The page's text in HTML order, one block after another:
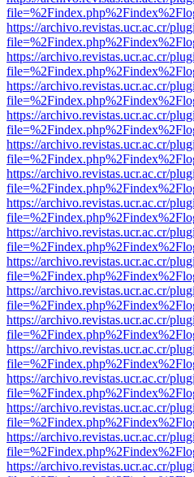
https://archivo.revistas.ucr.ac.cr/
https://archivo.revistas.ucr.ac.cr/
https://archivo.revistas.ucr.ac.cr/
https://archivo.revistas.ucr.ac.cr/
https://archivo.revistas.ucr.ac.cr/
https://archivo.revistas.ucr.ac.cr/
https://archivo.revistas.ucr.ac.cr/
https://archivo.revistas.ucr.ac.cr/
https://archivo.revistas.ucr.ac.cr/
https://archivo.revistas.ucr.ac.cr/
https://archivo.revistas.ucr.ac.cr/
https://archivo.revistas.ucr.ac.cr/
https://archivo.revistas.ucr.ac.cr/
https://archivo.revistas.ucr.ac.cr/
https://archivo.revistas.ucr.ac.cr/
https://archivo.revistas.ucr.ac.cr/